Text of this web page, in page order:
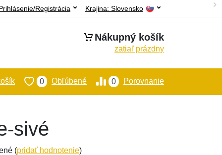
Krajina: Slovensko
Registrácia
Nákupný košík
zatiaľ prázdny
0 Porovnanie
0 Obľúbené
sivé
(pridať hodnotenie)